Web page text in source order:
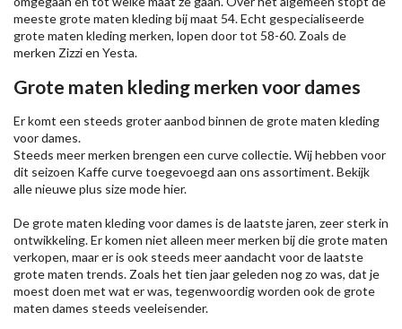
meeste grote maten kleding bij maat 54. Echt gespecialiseerde
grote maten kleding merken, lopen door tot 58-60. Zoals de
merken Zizzien Yesta.
Grote maten kleding merken voor dames
Er komt een steeds groter aanbod binnen de grote maten kleding
voor dames.
Steeds meer merken brengen een curve collectie. Wij hebben voor
dit seizoen Kaffecurve toegevoegd aan ons assortiment. Bekijk
alle nieuweplus size modehier.
De grote maten kleding voor dames is de laatste jaren, zeer sterk in
ontwikkeling. Er komen niet alleen meer merken bij die grote maten
verkopen, maar er is ook steeds meer aandacht voor de laatste
grote maten trends. Zoals het tien jaar geleden nog zo was, dat je
moest doen met wat er was, tegenwoordig worden ook de grote
maten dames steeds veeleisender.